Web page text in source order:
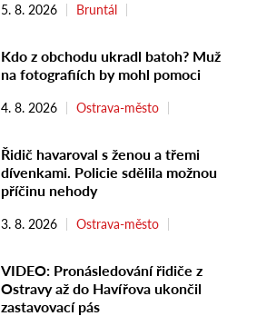
5. 8. 2026 Bruntál
Kdo z obchodu ukradl batoh? Muž
na fotografiích by mohl pomoci
4. 8. 2026 Ostrava-město
Řidič havaroval s ženou a třemi
dívenkami. Policie sdělila možnou
příčinu nehody
3. 8. 2026 Ostrava-město
VIDEO: Pronásledování řidiče z
Ostravy až do Havířova ukončil
zastavovací pás